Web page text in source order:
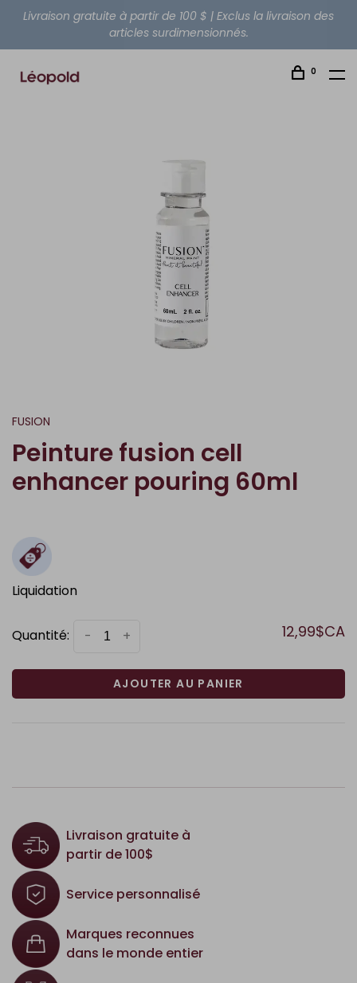
Livraison gratuite à partir de 100 $ | Exclus la livraison des
articles surdimensionnés.
0
FUSION
Peinture fusion cell
enhancer pouring 60ml
Liquidation
Quantité: +
- 12,99$CA
AJOUTER AU PANIER
Livraison gratuite à
partir de 100$
Service personnalisé
Marques reconnues
dans le monde entier